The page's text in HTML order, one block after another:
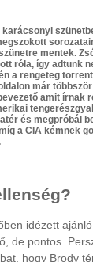
karácsonyi
mentek.
róla, így adtunk
a rengeteg
már
amit írnak
és megpróbál
a CIA kémnek
idézett
de pontos.
hogy Brody